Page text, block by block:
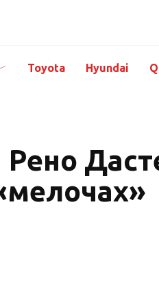
Toyota Hyundai
Рено